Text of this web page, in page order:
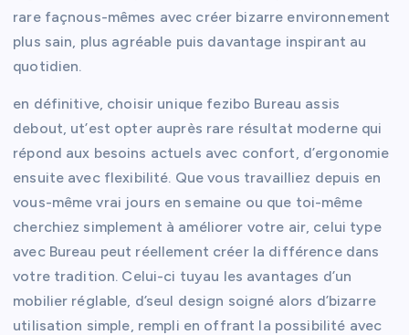
rare façnous-mêmes avec créer bizarre environnement
plus sain, plus agréable puis davantage inspirant au
quotidien.
en définitive, choisir unique fezibo Bureau assis
debout, ut’est opter auprès rare résultat moderne qui
répond aux besoins actuels avec confort, d’ergonomie
ensuite avec flexibilité. Que vous travailliez depuis en
vous-même vrai jours en semaine ou que toi-même
cherchiez simplement à améliorer votre air, celui type
avec Bureau peut réellement créer la différence dans
votre tradition. Celui-ci tuyau les avantages d’un
mobilier réglable, d’seul design soigné alors d’bizarre
utilisation simple, rempli en offrant la possibilité avec